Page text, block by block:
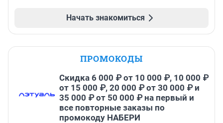
Начать знакомиться
ПРОМОКОДЫ
Скидка 6 000 ₽ от 10 000 ₽, 10 000 ₽
от 15 000 ₽, 20 000 ₽ от 30 000 ₽ и
35 000 ₽ от 50 000 ₽ на первый и
все повторные заказы по
промокоду НАБЕРИ